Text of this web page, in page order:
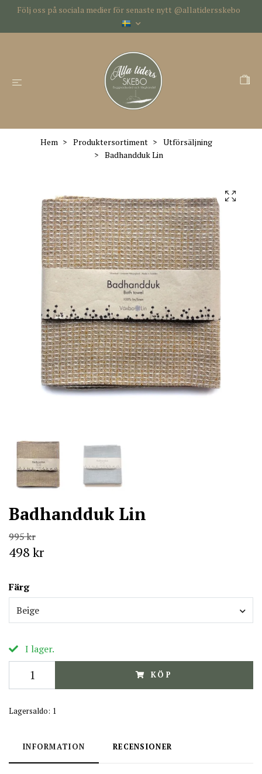
Följ oss på sociala medier för senaste nytt @allatidersskebo
Hem Produktersortiment
Utförsäljning
Badhandduk Lin
Badhandduk Lin
995 kr
498 kr
Färg
Beige
I lager.
KÖP
Lagersaldo: 1
INFORMATION RECENSIONER